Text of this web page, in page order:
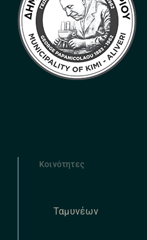
Κοινότητες
Ταμυνέων